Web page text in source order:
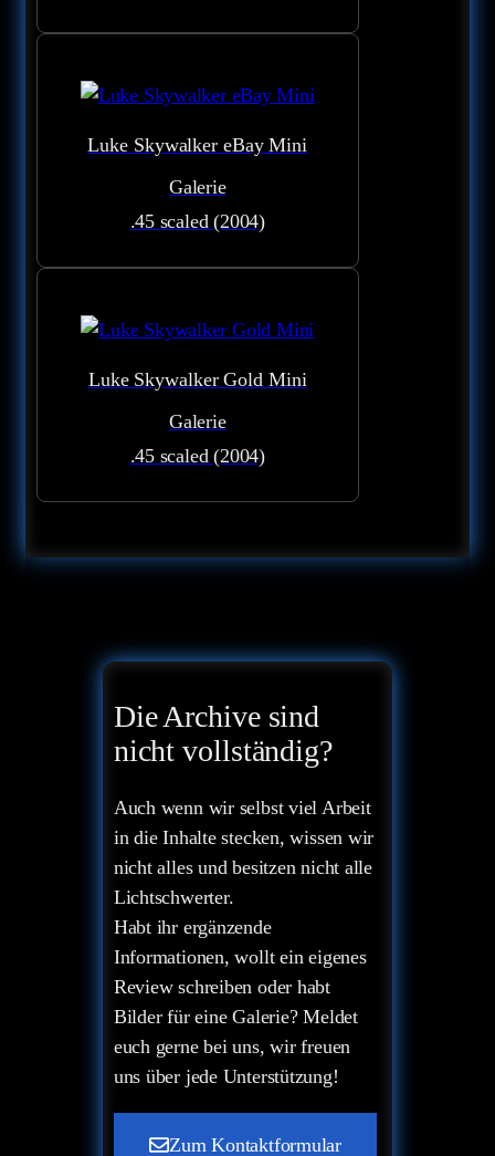
Luke Skywalker eBay Mini
Galerie
.45 scaled (2004)
Luke Skywalker Gold Mini
Galerie
.45 scaled (2004)
Die Archive sind
nicht vollständig?
Auch wenn wir selbst viel Arbeit
in die Inhalte stecken, wissen wir
nicht alles und besitzen nicht alle
Lichtschwerter.
Habt ihr ergänzende
Informationen, wollt ein eigenes
Review schreiben oder habt
Bilder für eine Galerie? Meldet
euch gerne bei uns, wir freuen
uns über jede Unterstützung!
Zum Kontaktformular